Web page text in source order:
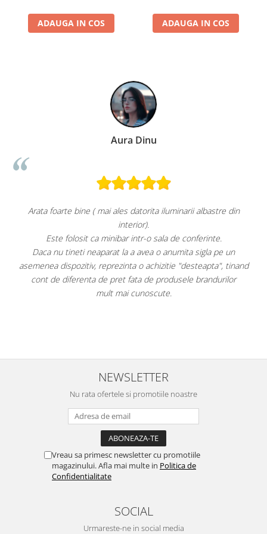
ADAUGA IN COS
ADAUGA IN COS
albastre din
sigla pe un
tinand
brandurilor
Super!
Răcește foarte bine pe treapta 3.
Faptul că grătarul metalic se poate poziționa mai
este, după părerea mea, un avantaj. Apa plată la
pe ușă. Am atașat fotografii.
Per total cred că este un "best buy" la
NEWSLETTER
Nu rata ofertele si promotiile noastre
Vreau sa primesc newsletter cu promotiile
magazinului. Afla mai multe in Politica de
Confidentialitate
SOCIAL
Urmareste-ne in social media